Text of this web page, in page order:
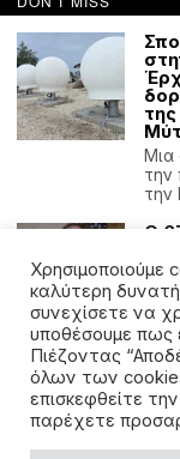
by
©2026 - All
αναδημοσίευση
Χρησιμοποιούμε
καλύτερη
συνεχίσετε να
υποθέσουμε πως
Πιέζοντας
όλων των
επισκεφθείτε
παρέχετε
Μια
την
την
Ο
Με
Σε